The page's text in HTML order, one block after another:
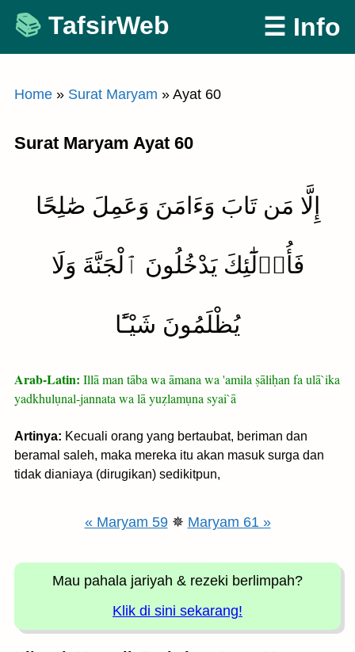
Skip
content
TafsirWeb ☰ Info
Home » Surat Maryam » Ayat 60
Surat Maryam Ayat 60
إِلَّا مَن تَابَ وَءَامَنَ وَعَمِلَ صَٰلِحًا
فَأُو۟لَٰٓئِكَ يَدْخُلُونَ ٱلْجَنَّةَ وَلَا
يُظْلَمُونَ شَيْـًٔا
Arab-Latin: Illā man tāba wa āmana wa 'amila ṣāliḥan fa ulā`ika
yadkhulụnal-jannata wa lā yuẓlamụna syai`ā
Artinya: Kecuali orang yang bertaubat, beriman dan
beramal saleh, maka mereka itu akan masuk surga dan
tidak dianiaya (dirugikan) sedikitpun,
« Maryam 59✵ Maryam 61 »
Mau pahala jariyah & rezeki berlimpah?
Klik di sini sekarang!